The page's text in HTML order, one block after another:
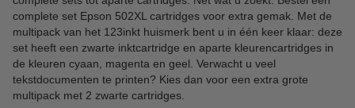
complete set Epson 502XL cartridges voor extra gemak. Met de
multipack van het 123inkt huismerk bent u in één keer klaar: deze
set heeft een zwarte inktcartridge en aparte kleurencartridges in
de kleuren cyaan, magenta en geel. Verwacht u veel
tekstdocumenten te printen? Kies dan voor een extra grote
multipack met 2 zwarte cartridges.